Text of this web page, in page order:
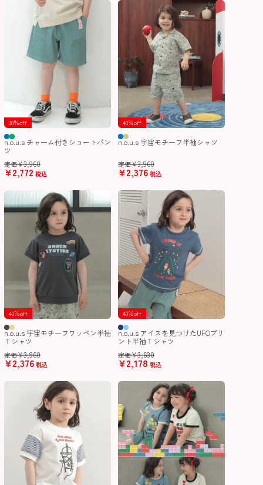
30％off
n.o.u.s チャーム付きショートパン
ツ
定価¥3,960
¥2,772 税込
40％off
n.o.u.s 宇宙モチーフ半袖シャツ
定価¥3,960
¥2,376 税込
40％off
n.o.u.s 宇宙モチーフワッペン半袖
Ｔシャツ
定価¥3,960
¥2,376 税込
40％off
n.o.u.s アイスを見つけたUFOプリ
ント半袖Ｔシャツ
定価¥3,630
¥2,178 税込